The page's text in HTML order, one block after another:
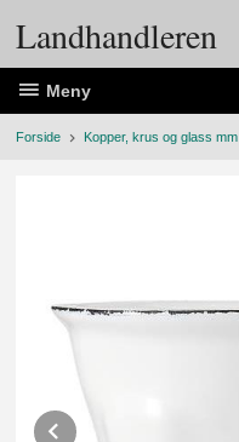
Landhandleren
Meny
Forside Kopper, krus og glass mm
Prev